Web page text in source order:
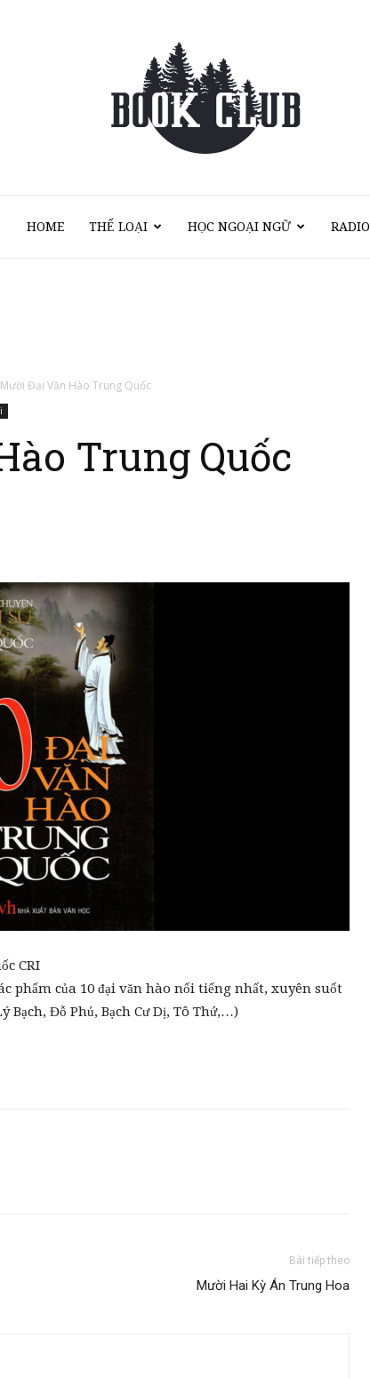
Sách
Của
HOME THỂ LOẠI HỌC NGOẠI NGỮ RADIO
Mười Đại Văn Hào Trung Quốc
Trung Quốc
CRI
phẩm của 10 đại văn hào nổi tiếng nhất, xuyên suốt
Bạch, Đỗ Phủ, Bạch Cư Dị, Tô Thứ,…)
Bài tiếp theo
Mười Hai Kỳ Án Trung Hoa